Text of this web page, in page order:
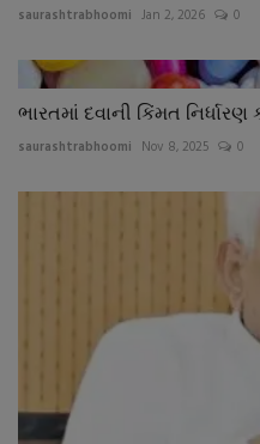
saurashtrabhoomi Jan 2, 2026 0
ભારતમાં દવાની કિંમત
saurashtrabhoomi Nov 8, 2025 0